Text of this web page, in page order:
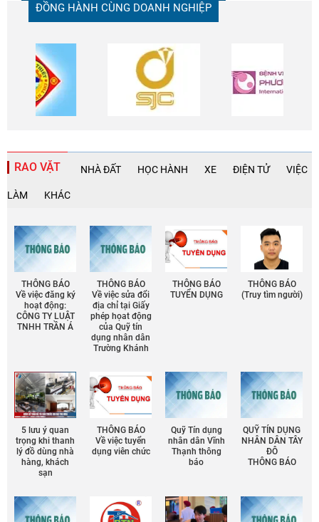
ĐỒNG HÀNH CÙNG DOANH NGHIỆP
RAO VẶT NHÀ ĐẤT HỌC HÀNH XE ĐIỆN TỬ VIỆC
LÀM KHÁC
THÔNG BÁO
Về việc đăng ký
hoạt động:
CÔNG TY LUẬT
TNHH TRẦN Á
THÔNG BÁO
Về việc sửa đổi
địa chỉ tại Giấy
phép họat động
của Quỹ tín
dụng nhân dân
Trường Khánh
THÔNG BÁO
TUYỂN DỤNG
THÔNG BÁO
(Truy tìm người)
5 lưu ý quan
trọng khi thanh
lý đồ dùng nhà
hàng, khách
sạn
THÔNG BÁO
Về việc tuyển
dụng viên chức
Quỹ Tín dụng
nhân dân Vĩnh
Thạnh thông
báo
QUỸ TÍN DỤNG
NHÂN DÂN TÂY
ĐÔ
THÔNG BÁO